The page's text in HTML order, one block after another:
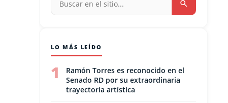
LO MÁS LEÍDO
1
Ramón Torres es reconocido en el
Senado RD por su extraordinaria
trayectoria artística